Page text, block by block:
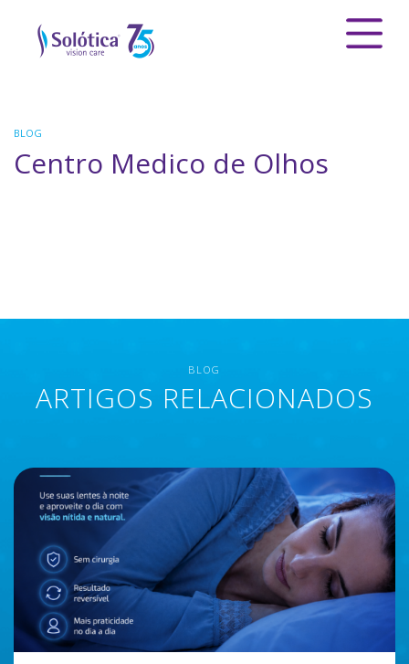
BLOG
Centro Medico de Olhos
BLOG
ARTIGOS RELACIONADOS